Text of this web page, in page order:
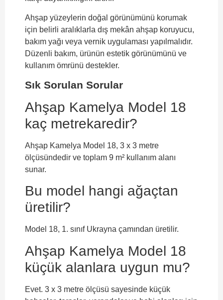
Ahşap yüzeylerin doğal görünümünü korumak
için belirli aralıklarla dış mekân ahşap koruyucu,
bakım yağı veya vernik uygulaması yapılmalıdır.
Düzenli bakım, ürünün estetik görünümünü ve
kullanım ömrünü destekler.
Sık Sorulan Sorular
Ahşap Kamelya Model 18
kaç metrekaredir?
Ahşap Kamelya Model 18, 3 x 3 metre
ölçüsündedir ve toplam 9 m² kullanım alanı
sunar.
Bu model hangi ağaçtan
üretilir?
Model 18, 1. sınıf Ukrayna çamından üretilir.
Ahşap Kamelya Model 18
küçük alanlara uygun mu?
Evet. 3 x 3 metre ölçüsü sayesinde küçük